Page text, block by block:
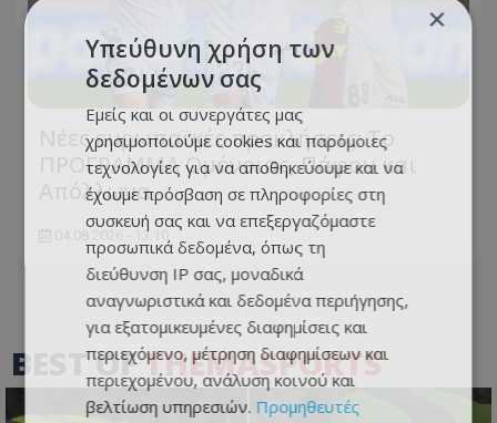
Νέες ευρωπαϊκές προκλήσεις: Το
ΠΡΟΓΡΑΜΜΑ Ομόνοιας, Πάφου και
Απόλλωνα
04.08.2026 - 13:10
BEST OFTHEMASPORTS
×
Υπεύθυνη χρήση των
δεδομένων σας
Εμείς και οι συνεργάτες μας
χρησιμοποιούμε cookies και παρόμοιες
τεχνολογίες για να αποθηκεύουμε και να
έχουμε πρόσβαση σε πληροφορίες στη
συσκευή σας και να επεξεργαζόμαστε
προσωπικά δεδομένα, όπως τη
διεύθυνση IP σας, μοναδικά
αναγνωριστικά και δεδομένα περιήγησης,
για εξατομικευμένες διαφημίσεις και
περιεχόμενο, μέτρηση διαφημίσεων και
περιεχομένου, ανάλυση κοινού και
βελτίωση υπηρεσιών. Προμηθευτές